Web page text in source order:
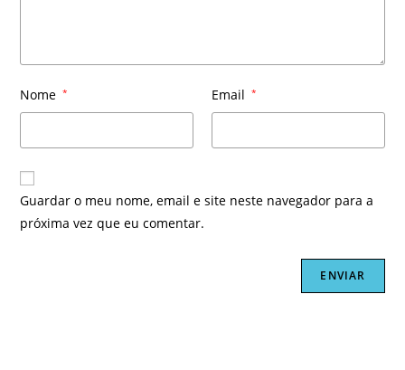
Nome * Email *
Guardar o meu nome, email e site neste navegador para a
próxima vez que eu comentar.